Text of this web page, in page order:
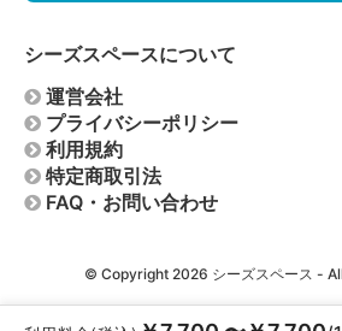
設備に破損・汚損のおそれがある場
・暴力団関係者、その他反社会的団
れる場合。
・暴力団、暴力団関係企業・団体、
体、その他反社会勢力もしくはこれ
「暴力団等」と称します）または暴
る場合。
・その他施設の管理運営上支障があ
き。
シーズスペースについて
運営会社
プライバシーポリシー
利用規約
特定商取引法
FAQ・お問い合わせ
© Copyright 2026 シーズスペース -